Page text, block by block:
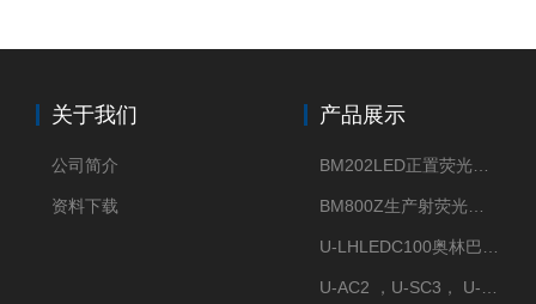
关于我们
公司简介
资料下载
产品展示